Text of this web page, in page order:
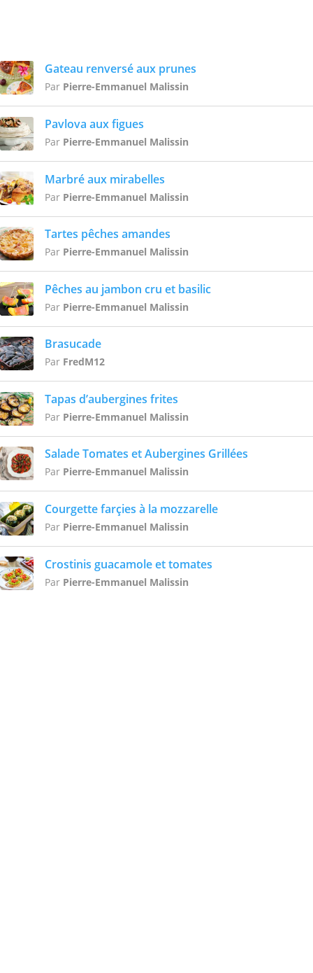
Gateau renversé aux prunes
Par Pierre-Emmanuel Malissin
Pavlova aux figues
Par Pierre-Emmanuel Malissin
Marbré aux mirabelles
Par Pierre-Emmanuel Malissin
Tartes pêches amandes
Par Pierre-Emmanuel Malissin
Pêches au jambon cru et basilic
Par Pierre-Emmanuel Malissin
Brasucade
Par FredM12
Tapas d’aubergines frites
Par Pierre-Emmanuel Malissin
Salade Tomates et Aubergines Grillées
Par Pierre-Emmanuel Malissin
Courgette farçies à la mozzarelle
Par Pierre-Emmanuel Malissin
Crostinis guacamole et tomates
Par Pierre-Emmanuel Malissin